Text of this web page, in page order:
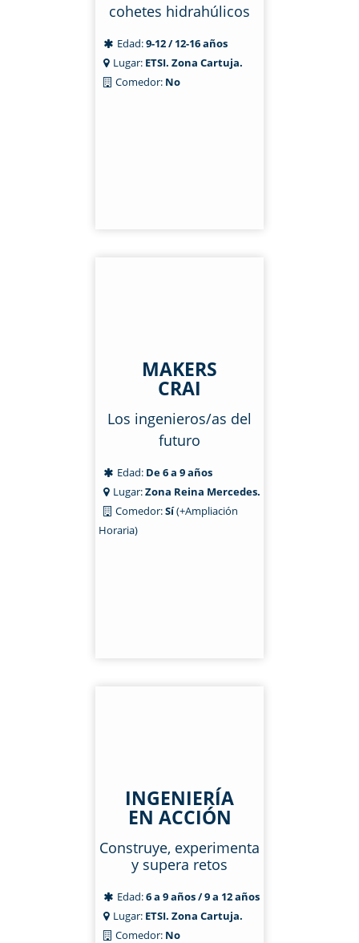
cohetes hidrahúlicos
Edad:9-12 / 12-16 años
Lugar: ETSI. Zona Cartuja.
Comedor: No
MAKERS
CRAI
Los ingenieros/as del
futuro
Edad: De 6 a 9 años
Lugar:Zona Reina Mercedes.
Comedor:Sí(+Ampliación
Horaria)
INGENIERÍA
EN ACCIÓN
Construye, experimenta
y supera retos
Edad:6 a 9 años / 9 a 12 años
Lugar: ETSI. Zona Cartuja.
Comedor: No